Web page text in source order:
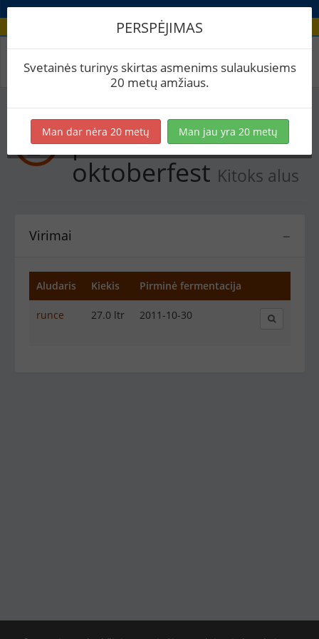
Recepto virimai
pseudo
oktoberfest Kitoks alus
−
Virimai
Aludaris Kiekis Pirminė fermentacija
runce 27.0 ltr 2011-10-30
PERSPĖJIMAS
Svetainės turinys skirtas asmenims sulaukusiems
20 metų amžiaus.
Man dar nėra 20 metų Man jau yra 20 metų